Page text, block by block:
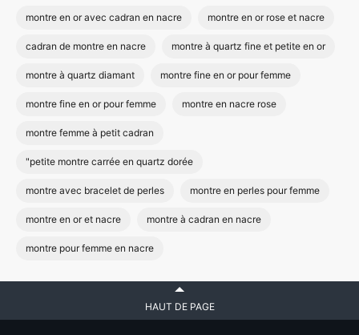
montre en or avec cadran en nacre montre en or rose et nacre
cadran de montre en nacre montre à quartz fine et petite en or
montre à quartz diamant montre fine en or pour femme
montre fine en or pour femme montre en nacre rose
montre femme à petit cadran
"petite montre carrée en quartz dorée
montre avec bracelet de perles montre en perles pour femme
montre en or et nacre montre à cadran en nacre
montre pour femme en nacre
HAUT DE PAGE